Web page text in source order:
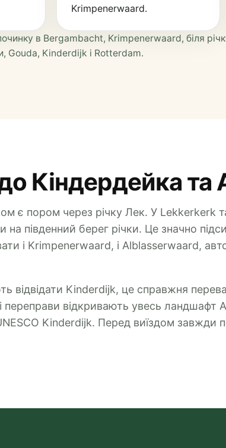
Krimpenerwaard.
в Bergambacht, Krimpenerwaard, біля
Gouda, Kinderdijk і Rotterdam.
Кіндердейка та
є пором через річку Лек. У Lekkerkerk
на південний берег річки. Це значно
і Krimpenerwaard, і Alblasserwaard,
відвідати Kinderdijk, це справжня
переправи відкривають увесь ландшафт
Kinderdijk. Перед виїздом завжди